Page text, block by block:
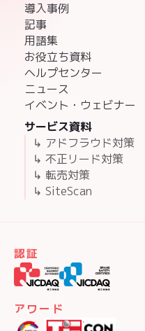
導入事例
記事
用語集
お役立ち資料
ヘルプセンター
ニュース
イベント・ウェビナー
サービス資料
↳ アドフラウド対策
↳ 不正リード対策
↳ 転売対策
↳ SiteScan
認証
アワード